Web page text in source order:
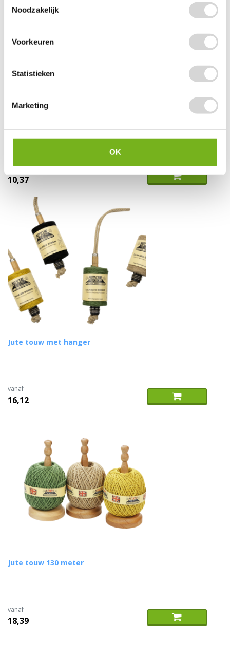
Noodzakelijk
Voorkeuren
Statistieken
Marketing
OK
vanaf
10,37
Jute touw met hanger
vanaf
16,12
Jute touw 130 meter
vanaf
18,39